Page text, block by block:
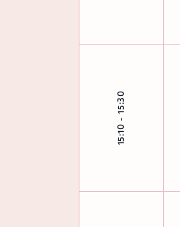
15:10 - 15:30